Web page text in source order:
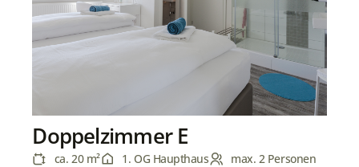
Doppelzimmer E
ca. 20 m² 1. OG Haupthaus max. 2 Personen